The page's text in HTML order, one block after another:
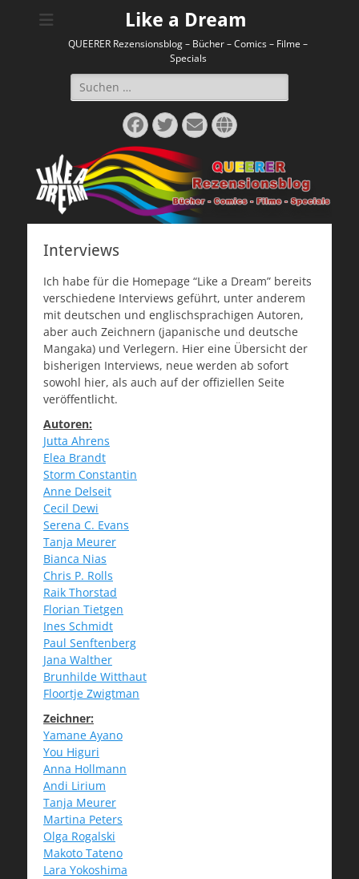
Like a Dream
QUEERER Rezensionsblog – Bücher – Comics – Filme –
Specials
Suchen
nach:
Facebook
Twitter
E-
Mail
Website
Interviews
Ich habe für die Homepage “Like a Dream” bereits
verschiedene Interviews geführt, unter anderem
mit deutschen und englischsprachigen Autoren,
aber auch Zeichnern (japanische und deutsche
Mangaka) und Verlegern. Hier eine Übersicht der
bisherigen Interviews, neue werden ab sofort
sowohl hier, als auch auf der offiziellen Seite
veröffentlicht.
Autoren:
Jutta Ahrens
Elea Brandt
Storm Constantin
Anne Delseit
Cecil Dewi
Serena C. Evans
Tanja Meurer
Bianca Nias
Chris P. Rolls
Raik Thorstad
Florian Tietgen
Ines Schmidt
Paul Senftenberg
Jana Walther
Brunhilde Witthaut
Floortje Zwigtman
Zeichner:
Yamane Ayano
You Higuri
Anna Hollmann
Andi Lirium
Tanja Meurer
Martina Peters
Olga Rogalski
Makoto Tateno
Lara Yokoshima